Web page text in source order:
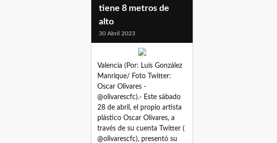
tiene 8 metros de
alto
30 Abril 2023
Valencia (Por: Luis González
Manrique/ Foto Twitter:
Oscar Olivares -
@olivarescfc).- Este sábado
28 de abril, el propio artista
plástico Oscar Olivares, a
través de su cuenta Twitter (
@olivarescfc), presentó su